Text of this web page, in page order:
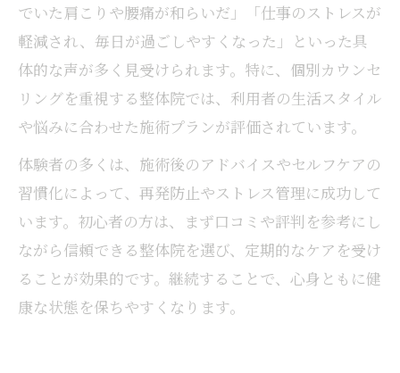
でいた肩こりや腰痛が和らいだ」「仕事のストレスが
軽減され、毎日が過ごしやすくなった」といった具
体的な声が多く見受けられます。特に、個別カウンセ
リングを重視する整体院では、利用者の生活スタイル
や悩みに合わせた施術プランが評価されています。
体験者の多くは、施術後のアドバイスやセルフケアの
習慣化によって、再発防止やストレス管理に成功して
います。初心者の方は、まず口コミや評判を参考にし
ながら信頼できる整体院を選び、定期的なケアを受け
ることが効果的です。継続することで、心身ともに健
康な状態を保ちやすくなります。